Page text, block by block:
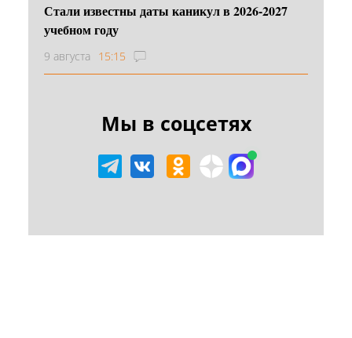
Стали известны даты каникул в 2026-2027
учебном году
9 августа 15:15
Мы в соцсетях